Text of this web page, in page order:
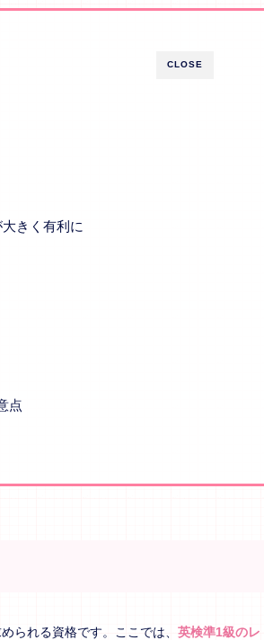
CLOSE
きく有利に
点
られる資格です。ここでは、 英検準1級のレ